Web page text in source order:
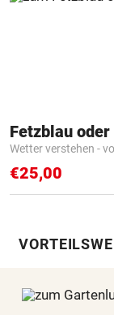
Fetzblau
Wetter verstehen -
€25,00